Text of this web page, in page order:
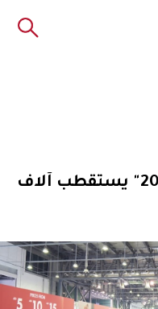
معرض "ليالي رمضان 2022" يستقطب آلاف